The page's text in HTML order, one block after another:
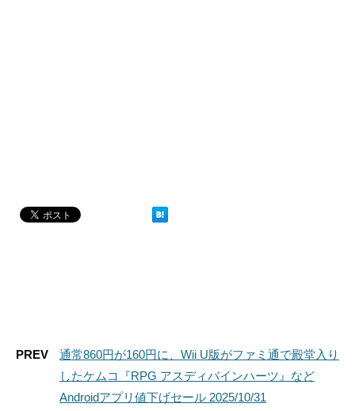
PREV
通常860円が160円に、Wii U版がファミ通で殿堂入り
したケムコ『RPG アスディバインハーツ』など
Androidアプリ値下げセール 2025/10/31